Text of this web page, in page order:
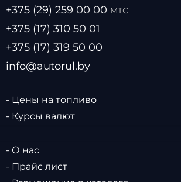
+375 (29) 259 00 00 МТС
+375 (17) 310 50 01
+375 (17) 319 50 00
info@autorul.by
- Цены на топливо
- Курсы валют
- О нас
- Прайс лист